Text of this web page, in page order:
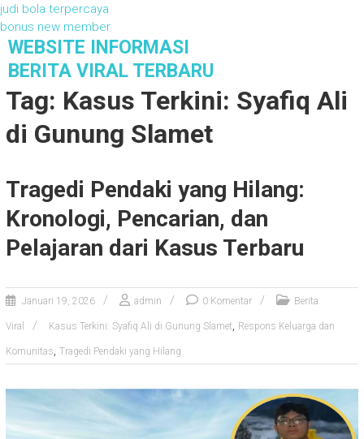
judi bola terpercaya
bonus new member
WEBSITE INFORMASI
BERITA VIRAL TERBARU
Tag: Kasus Terkini: Syafiq Ali
di Gunung Slamet
Tragedi Pendaki yang Hilang:
Kronologi, Pencarian, dan
Pelajaran dari Kasus Terbaru
Januari 19, 2026 admin 0 Komentar Berita
Viral Kasus Terkini: Syafiq Ali di Gunung Slamet, Respons Keluarga dan
Komunitas, Tragedi Pendaki yang Hilang